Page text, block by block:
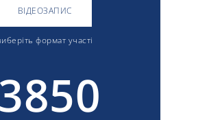
ВІДЕОЗАПИС
формат участі
3850